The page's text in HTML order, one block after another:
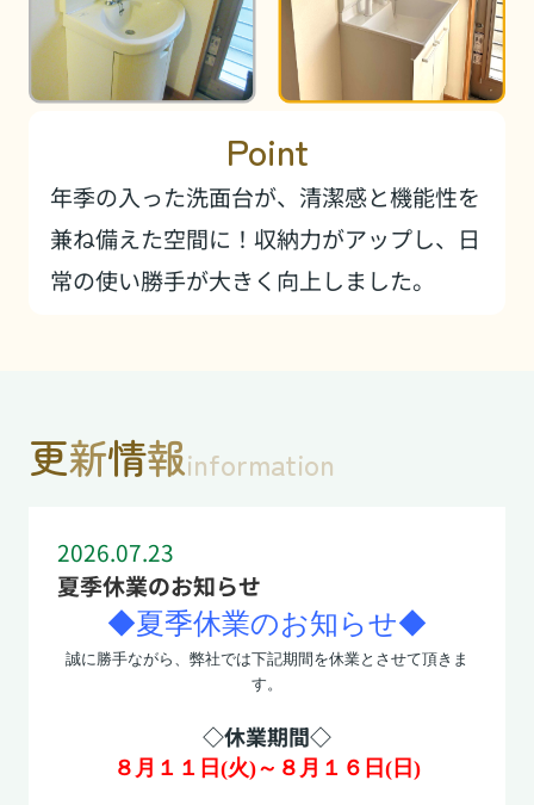
Point
年季の入った洗面台が、清潔感と機能性を
兼ね備えた空間に！収納力がアップし、日
常の使い勝手が大きく向上しました。
更新情報information
2026.07.23
夏季休業のお知らせ
◆夏季休業のお知らせ◆
誠に勝手ながら、弊社では下記期間を休業とさせて頂きま
す。
◇休業期間◇
８月１１日(火)～８月１６日(日)